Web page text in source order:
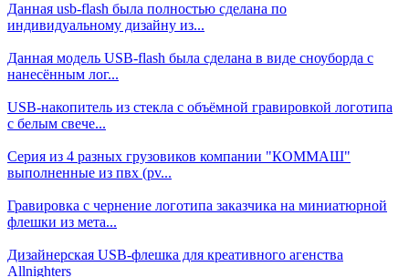
Данная usb-flash была полностью сделана по
индивидуальному дизайну из...
Данная модель USB-flash была сделана в виде сноуборда с
нанесённым лог...
USB-накопитель из стекла с объёмной гравировкой логотипа
с белым свече...
Серия из 4 разных грузовиков компании "КОММАШ"
выполненные из пвх (pv...
Гравировка с чернение логотипа заказчика на миниатюрной
флешки из мета...
Дизайнерская USB-флешка для креативного агенства
Allnighters